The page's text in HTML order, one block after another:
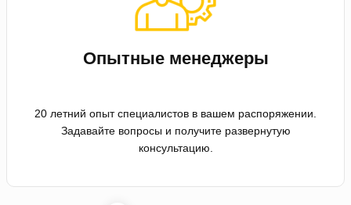
Опытные менеджеры
20 летний опыт специалистов в вашем распоряжении.
Задавайте вопросы и получите развернутую
консультацию.